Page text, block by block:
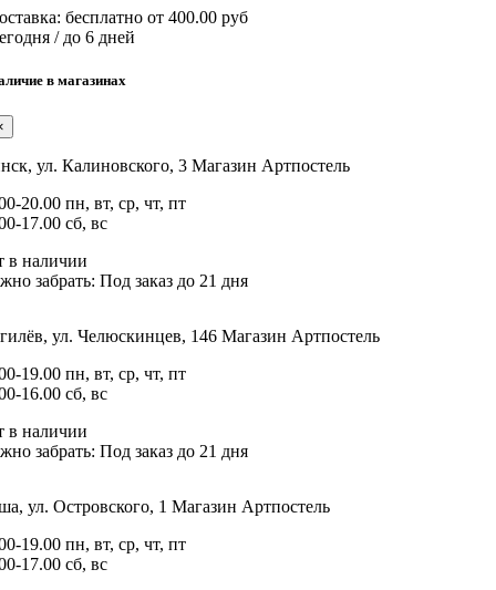
бесплатно от 400.00 руб
/ до 6 дней
в магазинах
ул. Калиновского, 3 Магазин Артпостель
20.00 пн, вт, ср, чт, пт
17.00 сб, вс
в наличии
забрать: Под заказ до 21 дня
ул. Челюскинцев, 146 Магазин Артпостель
19.00 пн, вт, ср, чт, пт
16.00 сб, вс
в наличии
забрать: Под заказ до 21 дня
ул. Островского, 1 Магазин Артпостель
19.00 пн, вт, ср, чт, пт
17.00 сб, вс